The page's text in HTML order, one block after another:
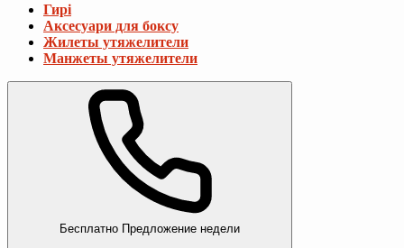
Гирі
Аксесуари для боксу
Жилеты утяжелители
Манжеты утяжелители
Бесплатно Предложение недели